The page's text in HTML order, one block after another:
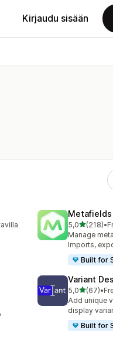
Kirjaudu sisään
Metafields
5,0/ 5 tähteä
(218)
218 •
Manage
Imports,
Built for
Variant
5,0/ 5 tähteä
(67)
67 •
Add unique
display
Built for